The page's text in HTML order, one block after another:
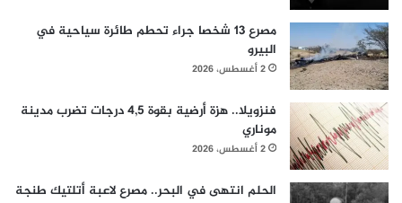
مصرع 13 شخصا جراء تحطم طائرة سياحية في
البيرو
2 أغسطس، 2026
فنزويلا.. هزة أرضية بقوة 4,5 درجات تضرب مدينة
موناري
2 أغسطس، 2026
الحلم انتهى في البحر.. مصرع لاعبة أتلتيك طنجة